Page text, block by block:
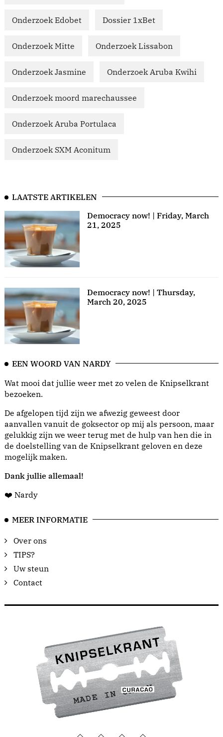
Onderzoek Edobet Dossier 1xBet
Onderzoek Mitte Onderzoek Lissabon
Onderzoek Jasmine Onderzoek Aruba Kwihi
Onderzoek moord marechaussee
Onderzoek Aruba Portulaca
Onderzoek SXM Aconitum
LAATSTE ARTIKELEN
Democracy now! | Friday, March
21, 2025
Democracy now! | Thursday,
March 20, 2025
EEN WOORD VAN NARDY
Wat mooi dat jullie weer met zo velen de Knipselkrant
bezoeken.
De afgelopen tijd zijn we afwezig geweest door
aanvallen vanuit de goksector op mij als persoon, maar
gelukkig zijn we weer terug met de hulp van hen die in
de doelstelling van de Knipselkrant geloven en deze
mogelijk maken.
Dank jullie allemaal!
❤️ Nardy
MEER INFORMATIE
Over ons
TIPS?
Uw steun
Contact